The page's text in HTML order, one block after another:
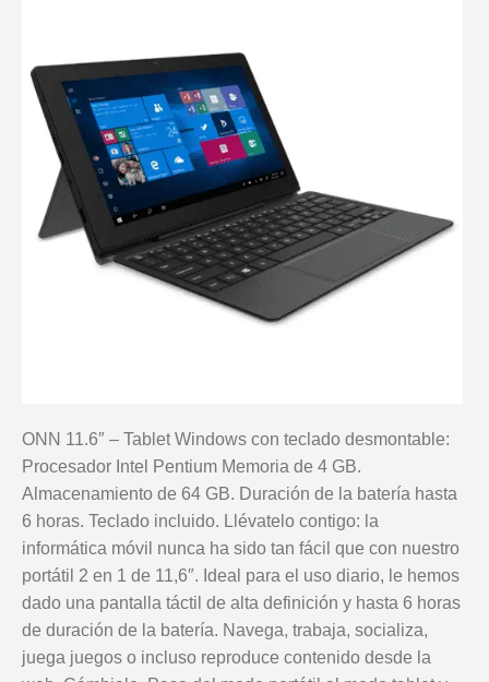
ONN 11.6″ – Tablet Windows con teclado desmontable:
Procesador Intel Pentium Memoria de 4 GB.
Almacenamiento de 64 GB. Duración de la batería hasta
6 horas. Teclado incluido. Llévatelo contigo: la
informática móvil nunca ha sido tan fácil que con nuestro
portátil 2 en 1 de 11,6″. Ideal para el uso diario, le hemos
dado una pantalla táctil de alta definición y hasta 6 horas
de duración de la batería. Navega, trabaja, socializa,
juega juegos o incluso reproduce contenido desde la